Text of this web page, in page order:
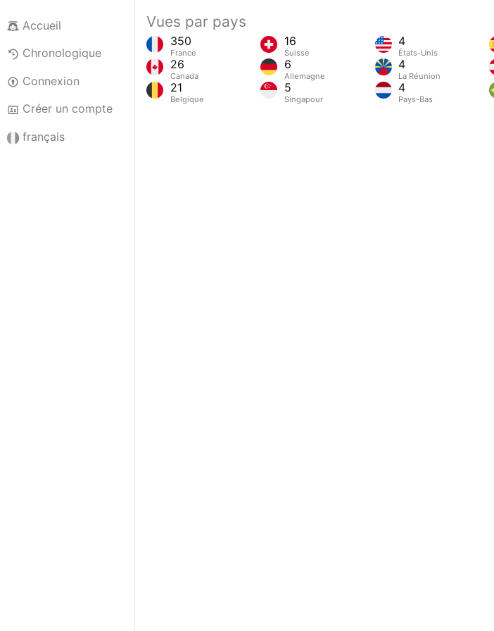
Accueil
Chronologique
Connexion
Créer un compte
français
Vues par pays
350
France
26
Canada
21
Belgique
16
Suisse
6
Allemagne
5
Singapour
4
États-Unis
4
La Réunion
4
Pays-Bas